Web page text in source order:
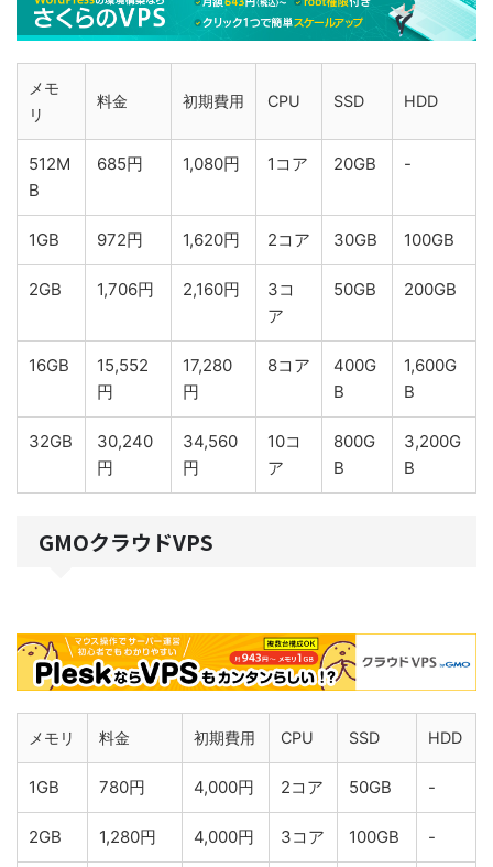
メモ
リ
料金 初期費用 CPU SSD HDD
512M
B
685円 1,080円 1コア 20GB -
1GB 972円 1,620円 2コア 30GB 100GB
2GB 1,706円 2,160円
3コ
ア
50GB 200GB
16GB
15,552
円
17,280
円
8コア
400G
B
1,600G
B
32GB
30,240
円
34,560
円
10コ
ア
800G
B
3,200G
B
GMOクラウドVPS
メモリ 料金 初期費用 CPU SSD HDD
1GB 780円 4,000円 2コア 50GB -
2GB 1,280円 4,000円 3コア 100GB -